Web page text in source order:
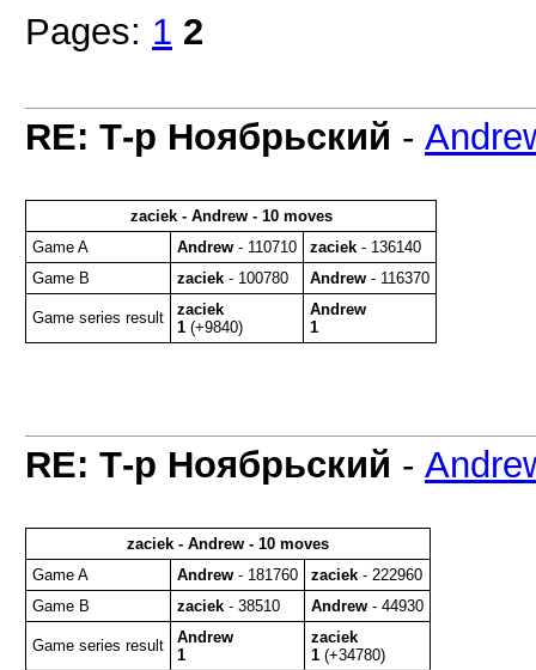
Pages: 1 2
RE: Т-р Ноябрьский -
zaciek - Andrew - 10 moves
Game A
Andrew - 110710 zaciek - 136140
Game B
zaciek - 100780 Andrew - 116370
Game series result
zaciek
1 (+9840)
Andrew
1
RE: Т-р Ноябрьский -
zaciek - Andrew - 10 moves
Game A
Andrew - 181760 zaciek - 222960
Game B
zaciek - 38510 Andrew - 44930
Game series result
Andrew
1
zaciek
1 (+34780)